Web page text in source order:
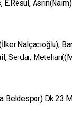
E.Resul, Asrın(Naim)
Nalçacıoğlu),
Serdar,
Beldespor) Dk 23